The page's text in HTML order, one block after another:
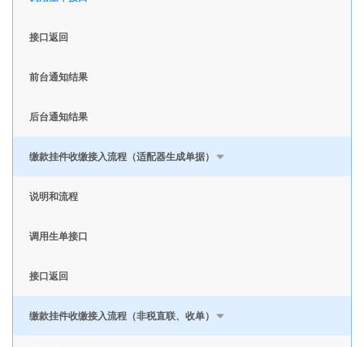
接口返回
前台通知结果
后台通知结果
缴款挂件收缴接入流程（适配器生成单据）
说明和流程
调用生单接口
接口返回
缴款挂件收缴接入流程（非税直联、收单）